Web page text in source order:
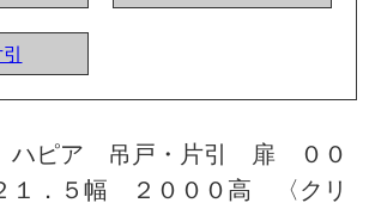
ハピア 吊戸・片引 扉 ００
１．５幅 ２０００高 〈クリ